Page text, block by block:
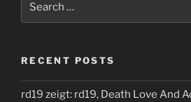
for:
RECENT POSTS
rd19 zeigt: rd19, Death Love And